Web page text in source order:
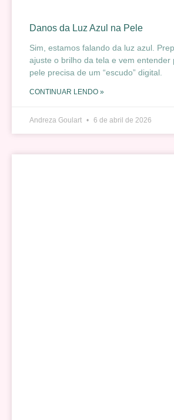
Danos da Luz Azul na Pele
Sim, estamos falando da luz azul.
ajuste o brilho da tela e vem entender
pele precisa de um “escudo” digital.
CONTINUAR LENDO »
Andreza Goulart 6 de abril de 2026